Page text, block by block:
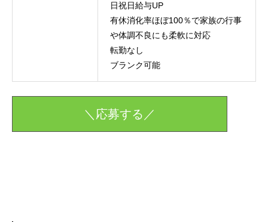
日祝日給与UP
有休消化率ほぼ100％で家族の行事
や体調不良にも柔軟に対応
転勤なし
ブランク可能
＼応募する／